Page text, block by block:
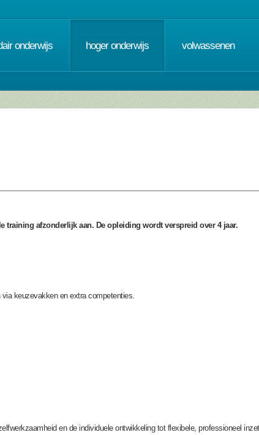
onderwijs hoger onderwijs volwassenen
training afzonderlijk aan. De opleiding wordt verspreid over 4 jaar.
keuzevakken en extra competenties.
en de individuele ontwikkeling tot flexibele, professioneel